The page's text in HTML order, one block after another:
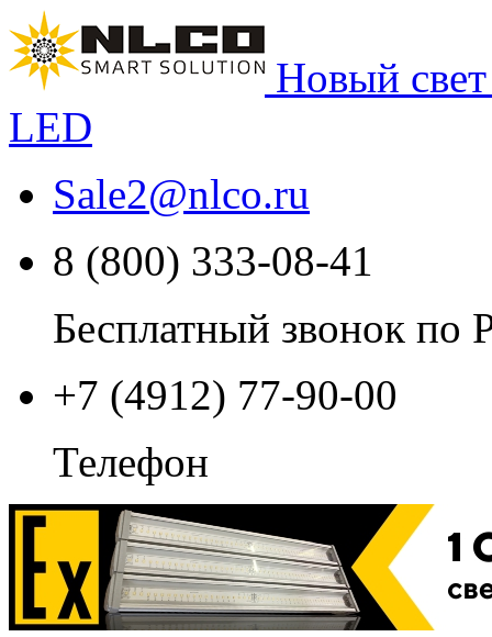
Новый
LED
Sale2@nlco.ru
8 (800) 333-08-41
Бесплатный звонок по
+7 (4912) 77-90-00
Телефон